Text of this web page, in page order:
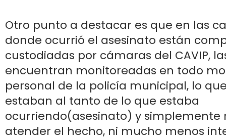
Otro punto a destacar es que en las
donde ocurrió el asesinato están
custodiadas por cámaras del CAVIP,
encuentran monitoreadas en todo
personal de la policía municipal, lo
estaban al tanto de lo que estaba
ocurriendo(asesinato) y simplemente
atender el hecho, ni mucho menos